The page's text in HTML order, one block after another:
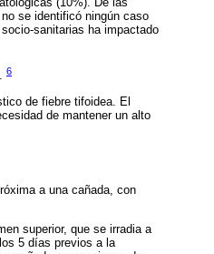
se identificó ningún caso
sanitarias ha impactado
6
de fiebre tifoidea. El
de mantener un alto
a una cañada, con
superior, que se irradia a
5 días previos a la